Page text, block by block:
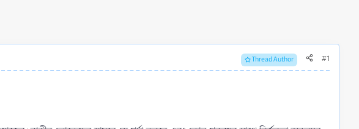
Thread Author #1